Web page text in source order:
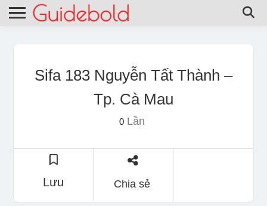
Sifa 183 Nguyễn Tất Thành –
Tp. Cà Mau
0Lần
Lưu Chia sẻ